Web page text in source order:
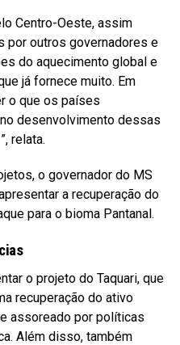
Centro-Oeste, assim
por outros governadores e
do aquecimento global e
já fornece muito. Em
o que os países
desenvolvimento dessas
relata.
o governador do MS
a recuperação do
para o bioma Pantanal.
o projeto do Taquari, que
recuperação do ativo
assoreado por políticas
Além disso, também